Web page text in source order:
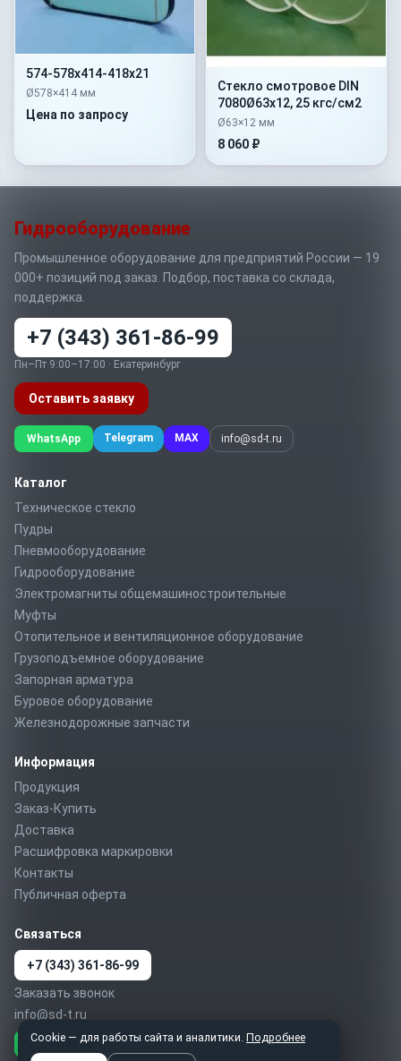
574-578х414-418х21
Ø578×414 мм
Цена по запросу
Стекло смотровое DIN
7080Ø63х12, 25 кгс/см2
Ø63×12 мм
8 060 ₽
Гидрооборудование
Промышленное оборудование для предприятий России — 19
000+ позиций под заказ. Подбор, поставка со склада,
поддержка.
+7 (343) 361-86-99
Пн–Пт 9:00–17:00 · Екатеринбург
Оставить заявку
WhatsApp Telegram MAX info@sd-t.ru
Каталог
Техническое стекло
Пудры
Пневмооборудование
Гидрооборудование
Электромагниты общемашиностроительные
Муфты
Отопительное и вентиляционное оборудование
Грузоподъемное оборудование
Запорная арматура
Буровое оборудование
Железнодорожные запчасти
Информация
Продукция
Заказ-Купить
Доставка
Расшифровка маркировки
Контакты
Публичная оферта
Связаться
+7 (343) 361-86-99
Заказать звонок
info@sd-t.ru
WhatsApp Telegram MAX
Cookie — для работы сайта и аналитики. Подробнее